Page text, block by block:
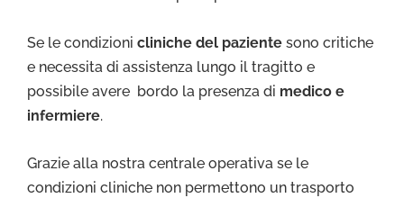
Se le condizioni cliniche del paziente sono critiche
e necessita di assistenza lungo il tragitto e
possibile avere bordo la presenza di medico e
infermiere.
Grazie alla nostra centrale operativa se le
condizioni cliniche non permettono un trasporto